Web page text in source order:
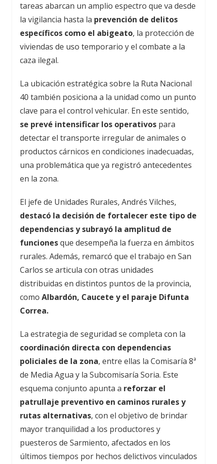
tareas abarcan un amplio espectro que va desde
la vigilancia hasta la prevención de delitos
específicos como el abigeato, la protección de
viviendas de uso temporario y el combate a la
caza ilegal.
La ubicación estratégica sobre la Ruta Nacional
40 también posiciona a la unidad como un punto
clave para el control vehicular. En este sentido,
se prevé intensificar los operativos para
detectar el transporte irregular de animales o
productos cárnicos en condiciones inadecuadas,
una problemática que ya registró antecedentes
en la zona.
El jefe de Unidades Rurales, Andrés Vilches,
destacó la decisión de fortalecer este tipo de
dependencias y subrayó la amplitud de
funcionesque desempeña la fuerza en ámbitos
rurales. Además, remarcó que el trabajo en San
Carlos se articula con otras unidades
distribuidas en distintos puntos de la provincia,
como Albardón, Caucete y el paraje Difunta
Correa.
La estrategia de seguridad se completa con la
coordinación directa con dependencias
policiales de la zona, entre ellas la Comisaría 8ª
de Media Agua y la Subcomisaría Soria. Este
esquema conjunto apunta a reforzar el
patrullaje preventivo en caminos rurales y
rutas alternativas, con el objetivo de brindar
mayor tranquilidad a los productores y
puesteros de Sarmiento, afectados en los
últimos tiempos por hechos delictivos vinculados